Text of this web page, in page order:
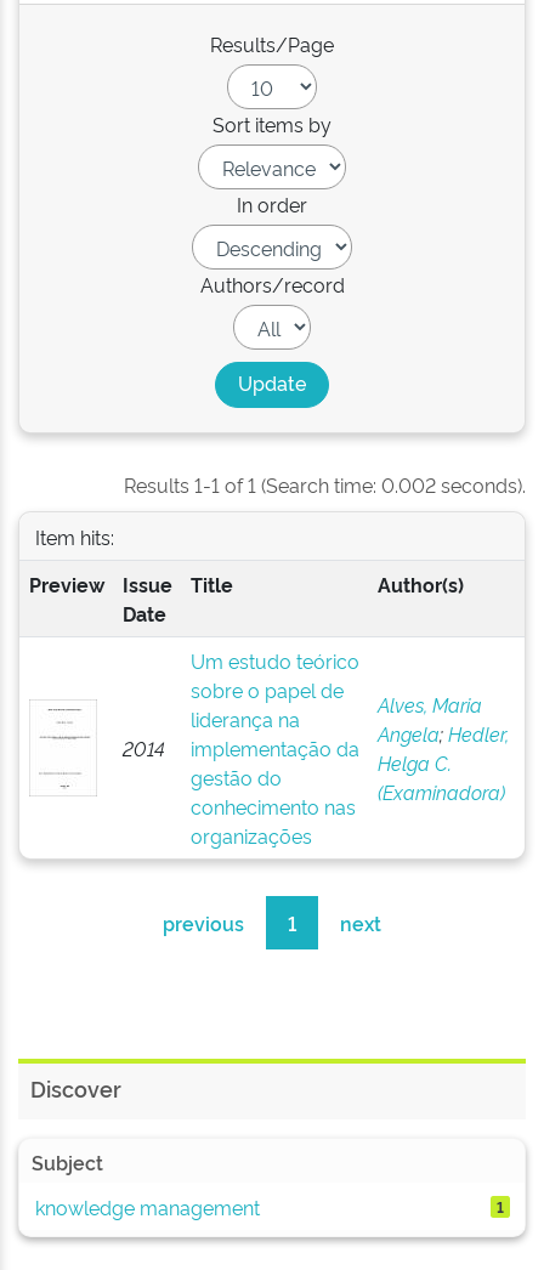
Results/Page
Sort items by
In order
Authors/record
Results 1-1 of 1 (Search time: 0.002 seconds).
Item hits:
Preview
Issue
Date
Title Author(s)
2014
Um estudo teórico
sobre o papel de
liderança na
implementação da
gestão do
conhecimento nas
organizações
Alves, Maria
Angela;Hedler,
Helga C.
(Examinadora)
previous 1 next
Discover
Subject
knowledge management
1